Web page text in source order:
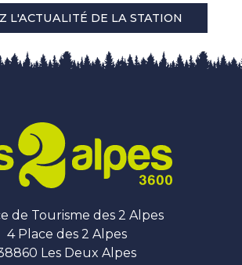
L'ACTUALITÉ DE LA STATION
de Tourisme des 2 Alpes
4 Place des 2 Alpes
Les Deux Alpes